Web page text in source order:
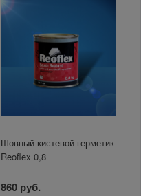
Шовный кистевой герметик
Reoflex 0,8
860 руб.